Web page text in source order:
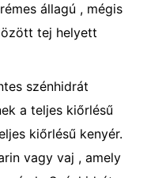
állagú , mégis
tej helyett
szénhidrát
a teljes kiőrlésű
kiőrlésű kenyér.
vagy vaj , amely